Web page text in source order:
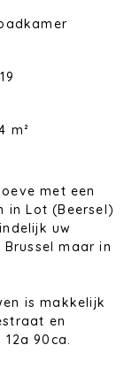
m²
met een
in Lot (Beersel)
uw
maar in
is makkelijk
en
90ca.